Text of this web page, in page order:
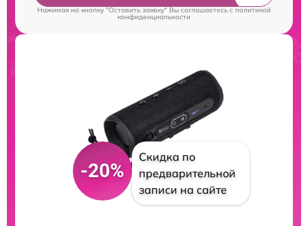
Нажимая на кнопку "Оставить заявку" Вы соглашаетесь cполитикой
конфиденциальности
-20%
Скидка по
предварительной
записи на сайте